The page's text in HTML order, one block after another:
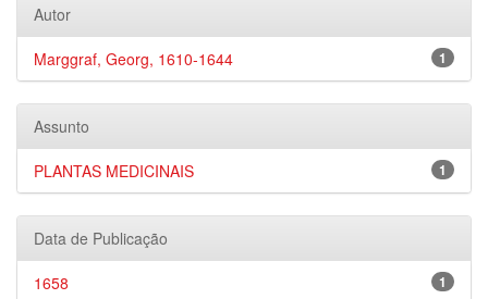
Autor
1
Marggraf, Georg, 1610-1644
Assunto
1
PLANTAS MEDICINAIS
Data de Publicação
1
1658